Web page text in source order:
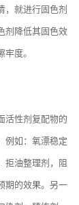
，就进行固色剂
剂降低其固色效
度。
活性剂复配物的
例如：氧漂稳定
拒油整理剂，阻
期的效果。另一